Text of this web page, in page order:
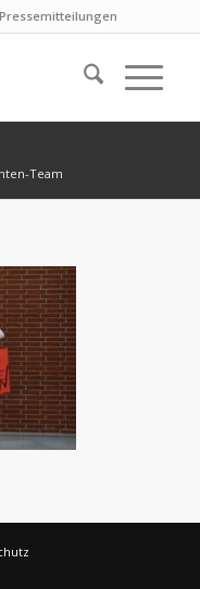
Pressemitteilungen
Team